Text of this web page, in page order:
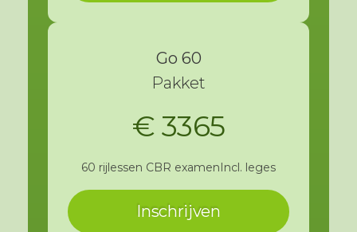
Go 60
Pakket
€ 3365
60 rijlessen CBR examenIncl. leges
Inschrijven